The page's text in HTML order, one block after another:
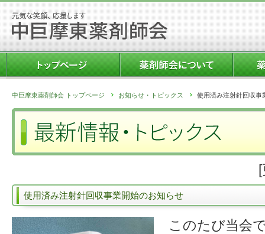
中巨摩東薬剤師会 トップページ お知らせ・トピックス 使用済み注射針回収事
使用済み注射針回収事業開始のお知らせ
このたび当会